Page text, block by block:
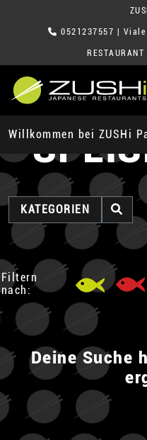
0521237557 |
RESTAURANT
Willkommen bei ZUSHi
KATEGORIEN
Filtern
nach:
Deine Suche